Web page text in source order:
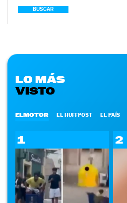
BUSCAR
LO MÁS
VISTO
ELMOTOR EL HUFFPOST EL PAÍS
1 2